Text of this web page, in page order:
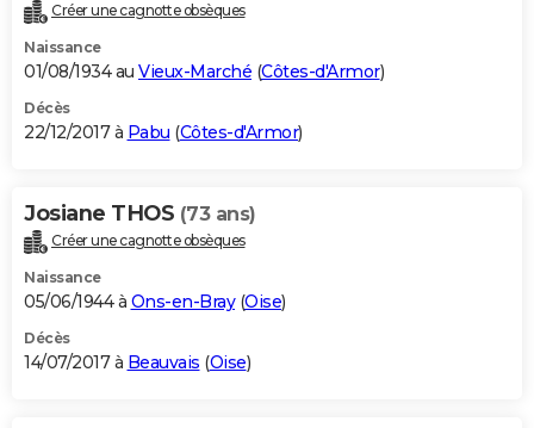
Créer une cagnotte obsèques
Naissance
01/08/1934 au Vieux-Marché (Côtes-d'Armor)
Décès
22/12/2017 à Pabu (Côtes-d'Armor)
Josiane THOS (73 ans)
Créer une cagnotte obsèques
Naissance
05/06/1944 à Ons-en-Bray(Oise)
Décès
14/07/2017 à Beauvais (Oise)